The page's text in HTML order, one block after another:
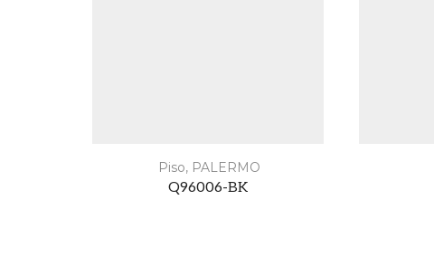
Piso, PALERMO
Q96006-BK